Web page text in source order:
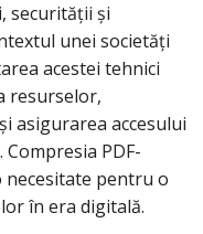
securității și
unei societăți
acestei tehnici
resurselor,
asigurarea accesului
PDF-
pentru o
în era digitală.